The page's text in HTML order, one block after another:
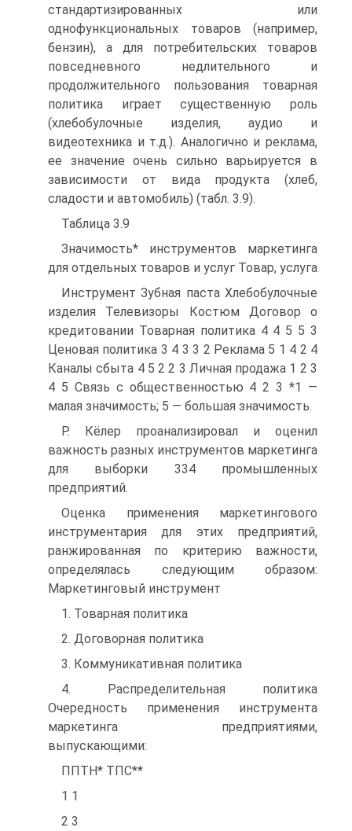
стандартизированных или
однофункциональных товаров (например,
бензин), а для потребительских товаров
повседневного недлительного и
продолжительного пользования товарная
политика играет существенную роль
(хлебобулочные изделия, аудио и
видеотехника и т.д.). Аналогично и реклама,
ее значение очень сильно варьируется в
зависимости от вида продукта (хлеб,
сладости и автомобиль) (табл. 3.9).
Таблица 3.9
Значимость* инструментов маркетинга
для отдельных товаров и услуг Товар, услуга
Инструмент Зубная паста Хлебобулочные
изделия Телевизоры Костюм Договор о
кредитовании Товарная политика 4 4 5 5 3
Ценовая политика 3 4 3 3 2 Реклама 5 1 4 2 4
Каналы сбыта 4 5 2 2 3 Личная продажа 1 2 3
4 5 Связь с общественностью 4 2 3 *1 —
малая значимость; 5 — большая значимость.
Р. Кёлер проанализировал и оценил
важность разных инструментов маркетинга
для выборки 334 промышленных
предприятий.
Оценка применения маркетингового
инструментария для этих предприятий,
ранжированная по критерию важности,
определялась следующим образом:
Маркетинговый инструмент
1. Товарная политика
2. Договорная политика
3. Коммуникативная политика
4. Распределительная политика
Очередность применения инструмента
маркетинга предприятиями,
выпускающими:
ППТН* ТПС**
1 1
2 3